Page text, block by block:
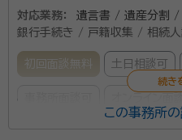
対応業務：
遺言書 / 遺産分割
銀行手続き / 戸籍収集 / 相続人
初回面談無料 土日相談可
この事務所